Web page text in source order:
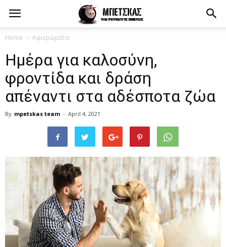
Home Αφιερώματα
Ημέρα για καλοσύνη,
φροντίδα και δράση
απέναντι στα αδέσποτα ζώα
By mpetskas team - April 4, 2021